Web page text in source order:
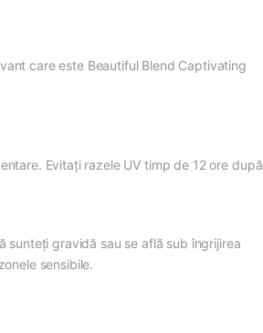
care este Beautiful Blend Captivating
Evitați razele UV timp de 12 ore după
sunteți gravidă sau se află sub îngrijirea
sensibile.